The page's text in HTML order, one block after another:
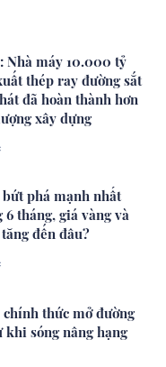
Nhà máy 10.000 tỷ
thép ray đường sắt
đã hoàn thành hơn
xây dựng
phá mạnh nhất
6 tháng, giá vàng và
đến đâu?
chính thức mở đường
khi sóng nâng hạng